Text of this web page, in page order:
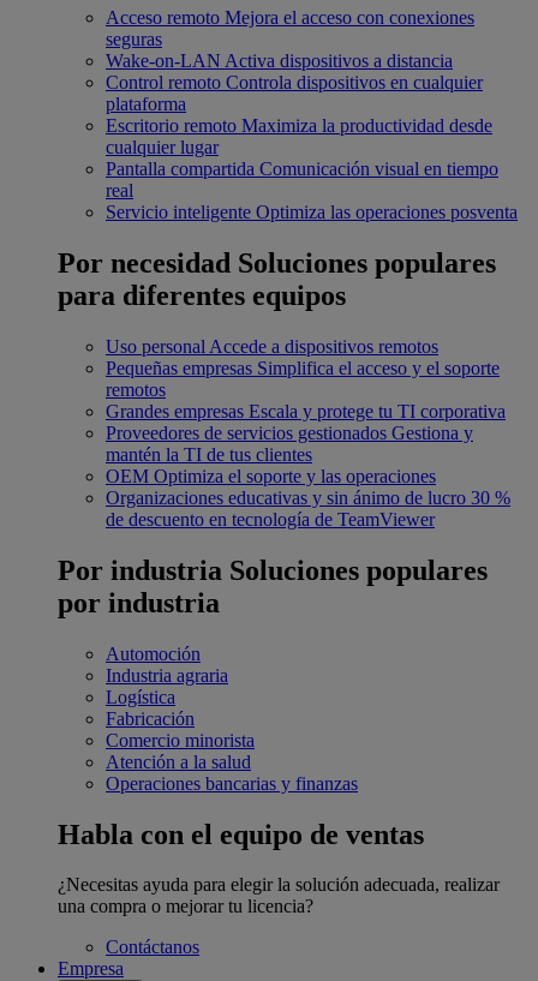
Acceso remoto Mejora el acceso con conexiones
seguras
Wake-on-LAN Activa dispositivos a distancia
Control remoto Controla dispositivos en cualquier
plataforma
Escritorio remoto Maximiza la productividad desde
cualquier lugar
Pantalla compartida Comunicación visual en tiempo
real
Servicio inteligente Optimiza las operaciones posventa
Por necesidad Soluciones populares
para diferentes equipos
Uso personal Accede a dispositivos remotos
Pequeñas empresas Simplifica el acceso y el soporte
remotos
Grandes empresas Escala y protege tu TI corporativa
Proveedores de servicios gestionados Gestiona y
mantén la TI de tus clientes
OEM Optimiza el soporte y las operaciones
Organizaciones educativas y sin ánimo de lucro 30 %
de descuento en tecnología de TeamViewer
Por industria Soluciones populares
por industria
Automoción
Industria agraria
Logística
Fabricación
Comercio minorista
Atención a la salud
Operaciones bancarias y finanzas
Habla con el equipo de ventas
¿Necesitas ayuda para elegir la solución adecuada, realizar
una compra o mejorar tu licencia?
Contáctanos
Empresa